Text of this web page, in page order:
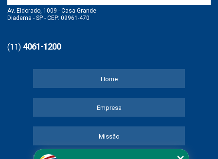
Av. Eldorado, 1009 - Casa Grande
Diadema - SP - CEP: 09961-470
(11) 4061-1200
Home
Empresa
Missão